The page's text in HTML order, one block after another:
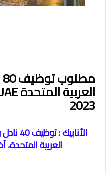
2023
العربية المتحدة، آخر أجل 07